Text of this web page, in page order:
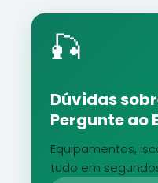
🎣
Dúvidas
Pergunte ao
Equipamentos,
tudo em